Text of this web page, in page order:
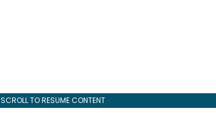
SCROLL TO RESUME CONTENT